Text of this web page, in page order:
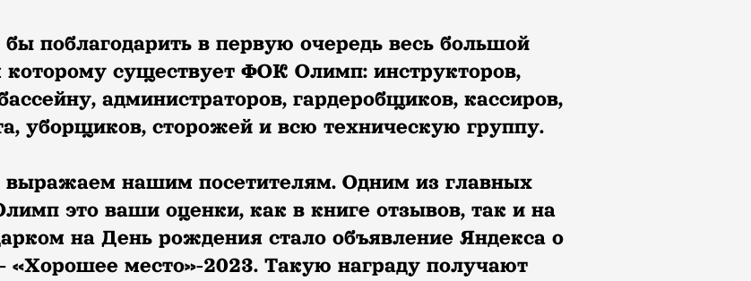
бы поблагодарить в первую очередь весь большой
которому существует ФОК Олимп: инструкторов,
администраторов, гардеробщиков, кассиров,
уборщиков, сторожей и всю техническую группу.
выражаем нашим посетителям. Одним из главных
это ваши оценки, как в книге отзывов, так и на
на День рождения стало объявление Яндекса о
место»-2023. Такую награду получают